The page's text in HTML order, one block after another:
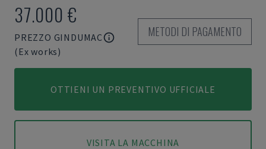
37.000 €
PREZZO GINDUMAC
(Ex works)
METODI DI PAGAMENTO
OTTIENI UN PREVENTIVO UFFICIALE
VISITA LA MACCHINA